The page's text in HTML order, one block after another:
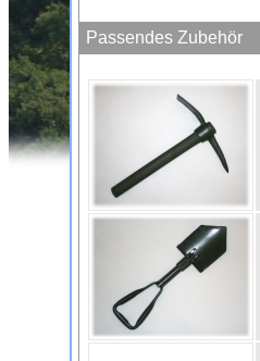
Passendes Zubehör